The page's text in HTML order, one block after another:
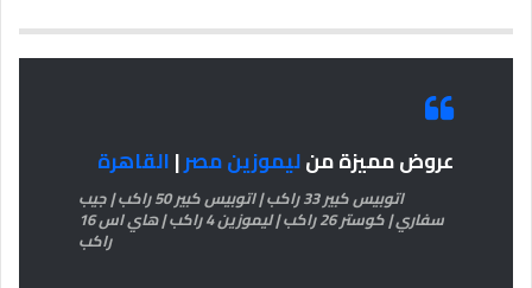
عروض مميزة منليموزين مصر|القاهرة
اتوبيس كبير 33 راكب | اتوبيس كبير 50 راكب | جيب
سفاري | كوستر 26 راكب | ليموزين 4 راكب | هاي اس 16
راكب